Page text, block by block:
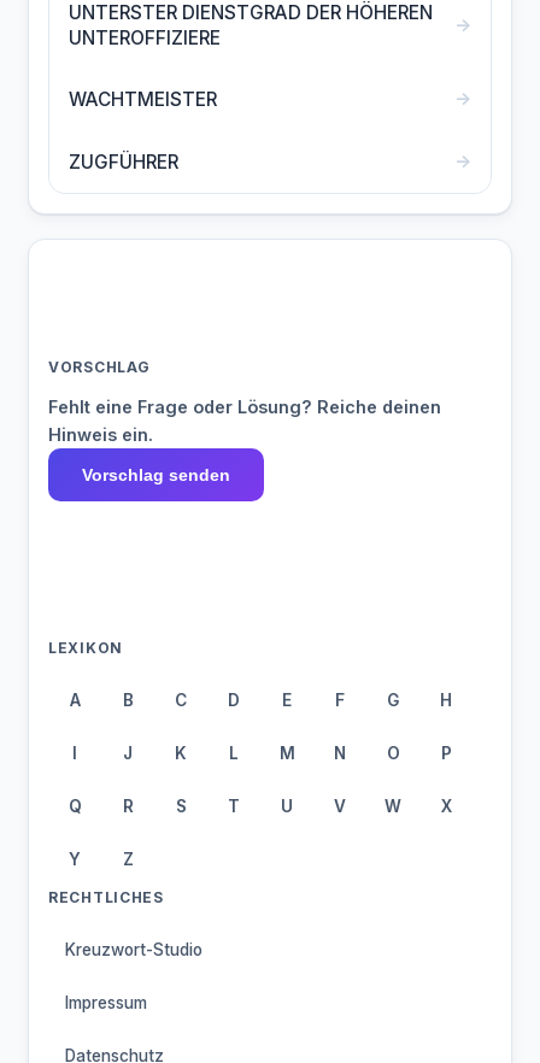
UNTERSTER DIENSTGRAD DER HÖHEREN
UNTEROFFIZIERE
→
WACHTMEISTER →
ZUGFÜHRER →
VORSCHLAG
Fehlt eine Frage oder Lösung? Reiche deinen
Hinweis ein.
Vorschlag senden
LEXIKON
A B C D E F G H
I J K L M N O P
Q R S T U V W X
Y Z
RECHTLICHES
Kreuzwort-Studio
Impressum
Datenschutz